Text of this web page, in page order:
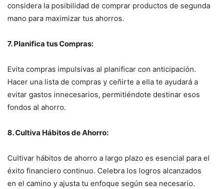
considera la posibilidad de comprar productos de segunda
mano para maximizar tus ahorros.
7. Planifica tus Compras:
Evita compras impulsivas al planificar con anticipación.
Hacer una lista de compras y ceñirte a ella te ayudará a
evitar gastos innecesarios, permitiéndote destinar esos
fondos al ahorro.
8. Cultiva Hábitos de Ahorro:
Cultivar hábitos de ahorro a largo plazo es esencial para el
éxito financiero continuo. Celebra los logros alcanzados
en el camino y ajusta tu enfoque según sea necesario.